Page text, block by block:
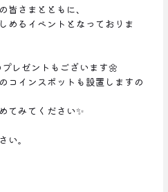
皆さまとともに、
めるイベントとなっておりま
レゼントもございます🌼
コインスポットも設置しますの
てみてください✨
。